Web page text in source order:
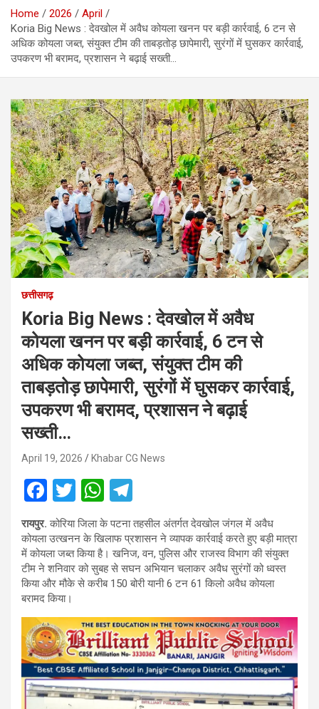
Home 2026
April
Koria Big News : देवखोल में अवैध कोयला खनन पर बड़ी कार्रवाई, 6 टन से
अधिक कोयला जब्त, संयुक्त टीम की ताबड़तोड़ छापेमारी, सुरंगों में घुसकर कार्रवाई,
उपकरण भी बरामद, प्रशासन ने बढ़ाई सख्ती…
छत्तीसगढ़
Koria Big News : देवखोल में अवैध
कोयला खनन पर बड़ी कार्रवाई, 6 टन से
अधिक कोयला जब्त, संयुक्त टीम की
ताबड़तोड़ छापेमारी, सुरंगों में घुसकर कार्रवाई,
उपकरण भी बरामद, प्रशासन ने बढ़ाई
सख्ती…
April 19, 2026 Khabar CG News
F
a
ce
b
o
o
k
T
wi
tt
er
W
h
at
s
A
p
el
e
gr
a
रायपुर. कोरिया जिला के पटना तहसील अंतर्गत देवखोल जंगल में अवैध
कोयला उत्खनन के खिलाफ प्रशासन ने व्यापक कार्रवाई करते हुए बड़ी मात्रा
में कोयला जब्त किया है। खनिज, वन, पुलिस और राजस्व विभाग की संयुक्त
टीम ने शनिवार को सुबह से सघन अभियान चलाकर अवैध सुरंगों को ध्वस्त
किया और मौके से करीब 150 बोरी यानी 6 टन 61 किलो अवैध कोयला
बरामद किया।